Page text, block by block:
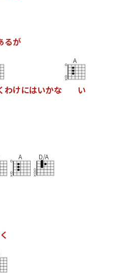
るが
わけにはいかな
A
い
A D/A
く